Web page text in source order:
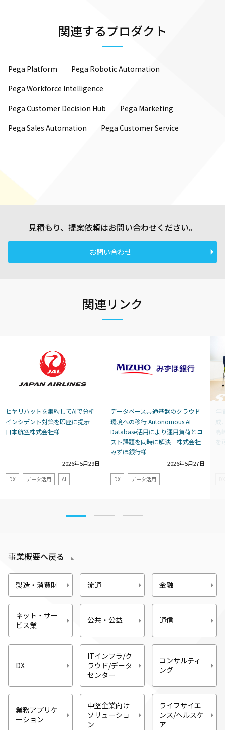
関連するプロダクト
Pega Platform
Pega Robotic Automation
Pega Workforce Intelligence
Pega Customer Decision Hub
Pega Marketing
Pega Sales Automation
Pega Customer Service
見積もり、提案依頼はお問い合わせください。
お問い合わせ
関連リンク
ヒヤリハットを集約してAIで分析
インシデント対策を即座に提示
日本航空株式会社様
2026年5月29日
DX データ活用 AI
データベース共通基盤のクラウド
環境への移行 Autonomous AI
Database活用により運用負荷とコ
スト課題を同時に解決 株式会社
みずほ銀行様
2026年5月27日
DX データ活用
年
成
高
事業概要へ戻る
製造・消費財 流通 金融
ネット・サー
ビス業
公共・公益 通信
DX
ITインフラ/ク
ラウド/データ
センター
コンサルティ
ング
業務アプリケ
ーション
中堅企業向け
ソリューショ
ン
ライフサイエ
ンス/ヘルスケ
ア